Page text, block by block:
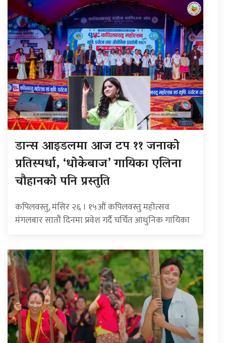
डान्स आइडलमा आज टप ११ जनाको
प्रतिस्पर्धा, ‘धोकेबाज’ गायिका एलिना
चौहानको पनि प्रस्तुति
कपिलवस्तु, मंसिर २६ । १५औं कपिलवस्तु महोत्सव
मंगलबार सातौं दिनमा प्रवेश गर्दै चर्चित आधुनिक गायिका